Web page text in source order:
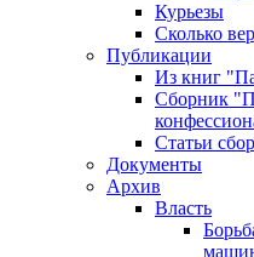
Курьезы
Сколько
Публикации
Из книг
Сборник
Статьи
Документы
Архив
Власть